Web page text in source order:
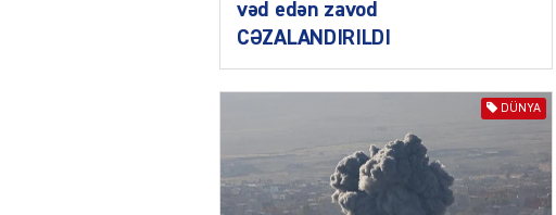
vəd edən zavod
CƏZALANDIRILDI
DÜNYA